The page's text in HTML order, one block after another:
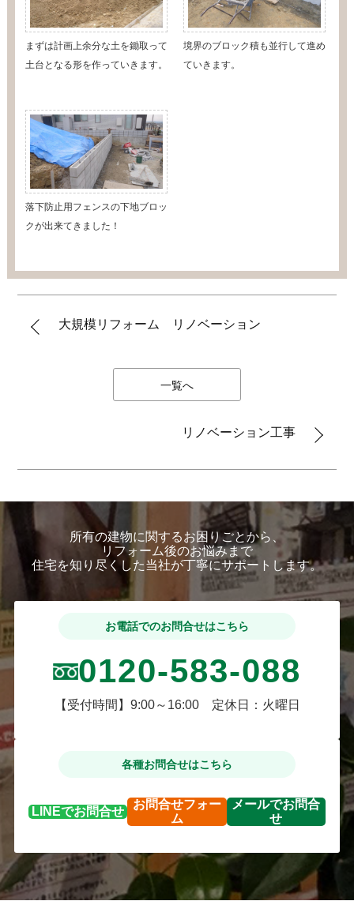
まずは計画上余分な土を鋤取って
土台となる形を作っていきます。
境界のブロック積も並行して進め
ていきます。
落下防止用フェンスの下地ブロッ
クが出来てきました！
大規模リフォーム リノベーション
一覧へ
リノベーション工事
所有の建物に関するお困りごとから、
リフォーム後のお悩みまで
住宅を知り尽くした当社が丁寧にサポートします。
お電話でのお問合せはこちら
0120-583-088
【受付時間】9:00～16:00 定休日：火曜日
各種お問合せはこちら
LINEでお問合せ
お問合せフォー
ム
メールでお問合
せ